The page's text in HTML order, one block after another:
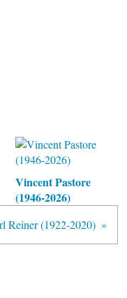
Vincent Pastore
(1946-2026)
Reiner (1922-2020)